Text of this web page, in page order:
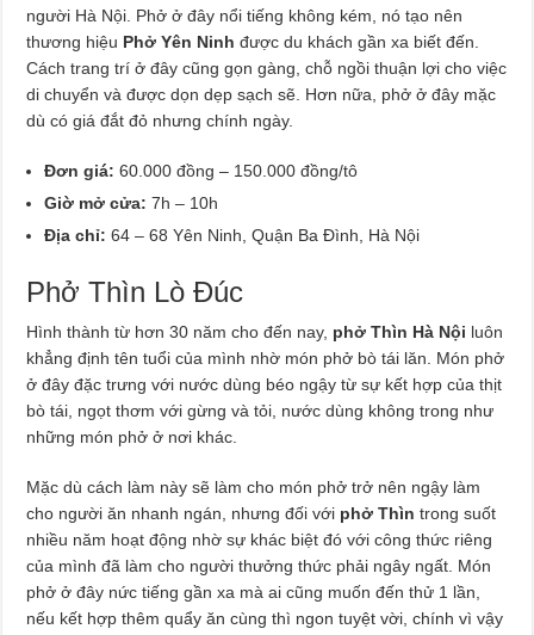
người Hà Nội. Phở ở đây nổi tiếng không kém, nó tạo nên
thương hiệu Phở Yên Ninhđược du khách gần xa biết đến.
Cách trang trí ở đây cũng gọn gàng, chỗ ngồi thuận lợi cho việc
di chuyển và được dọn dẹp sạch sẽ. Hơn nữa, phở ở đây mặc
dù có giá đắt đỏ nhưng chính ngày.
Đơn giá: 60.000 đồng – 150.000 đồng/tô
Giờ mở cửa: 7h – 10h
Địa chỉ:64 – 68 Yên Ninh, Quận Ba Đình, Hà Nội
Phở Thìn Lò Đúc
Hình thành từ hơn 30 năm cho đến nay, phở Thìn Hà Nội luôn
khẳng định tên tuổi của mình nhờ món phở bò tái lăn. Món phở
ở đây đặc trưng với nước dùng béo ngậy từ sự kết hợp của thịt
bò tái, ngọt thơm với gừng và tỏi, nước dùng không trong như
những món phở ở nơi khác.
Mặc dù cách làm này sẽ làm cho món phở trở nên ngậy làm
cho người ăn nhanh ngán, nhưng đối với phở Thìn trong suốt
nhiều năm hoạt động nhờ sự khác biệt đó với công thức riêng
của mình đã làm cho người thưởng thức phải ngây ngất. Món
phở ở đây nức tiếng gần xa mà ai cũng muốn đến thử 1 lần,
nếu kết hợp thêm quẩy ăn cùng thì ngon tuyệt vời, chính vì vậy